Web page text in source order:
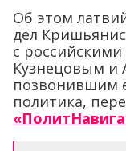
Об этом
дел
с
Кузнецовым и
позвонившим
политика,